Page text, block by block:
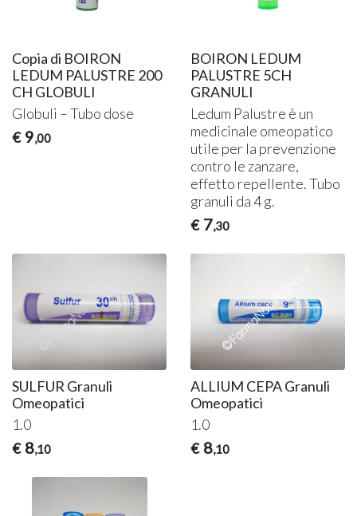
Copia di BOIRON
LEDUM PALUSTRE 200
CH GLOBULI
Globuli – Tubo dose
€ 9,00
BOIRON LEDUM
PALUSTRE 5CH
GRANULI
Ledum Palustre è un
medicinale omeopatico
utile per la prevenzione
contro le zanzare,
effetto repellente. Tubo
granuli da 4 g.
€ 7,30
SULFUR Granuli
Omeopatici
1.0
€ 8,10
ALLIUM CEPA Granuli
Omeopatici
1.0
€ 8,10